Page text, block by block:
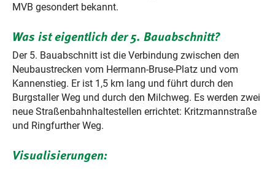
MVB gesondert bekannt.
Was ist eigentlich der 5. Bauabschnitt?
Der 5. Bauabschnitt ist die Verbindung zwischen den
Neubaustrecken vom Hermann-Bruse-Platz und vom
Kannenstieg. Er ist 1,5 km lang und führt durch den
Burgstaller Weg und durch den Milchweg. Es werden zwei
neue Straßenbahnhaltestellen errichtet: Kritzmannstraße
und Ringfurther Weg.
Visualisierungen: